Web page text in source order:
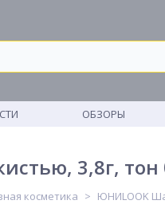
ОБЗОРЫ
3,8г, тон
косметика ЮНИLOOK